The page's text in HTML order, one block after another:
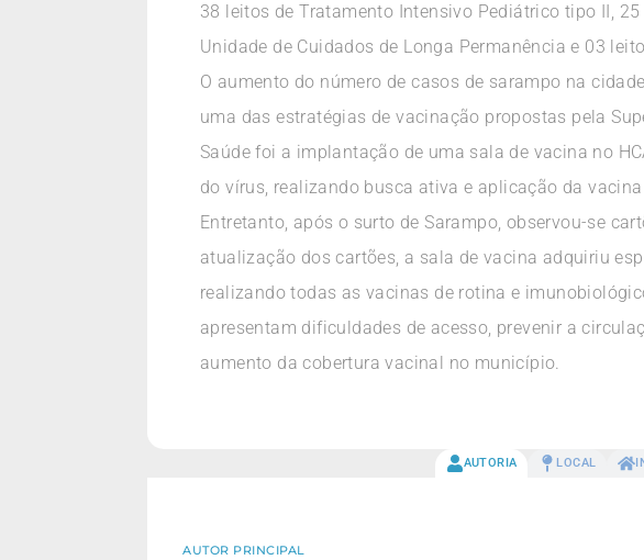
38 leitos de Tratamento Intensivo Pediátrico tipo II,
Unidade de Cuidados de Longa Permanência e 03
O aumento do número de casos de sarampo na
uma das estratégias de vacinação propostas pela
Saúde foi a implantação de uma sala de vacina no
do vírus, realizando busca ativa e aplicação da
Entretanto, após o surto de Sarampo, observou-se
atualização dos cartões, a sala de vacina adquiriu
realizando todas as vacinas de rotina e
apresentam dificuldades de acesso, prevenir a
aumento da cobertura vacinal no município.
AUTORIA LOCAL
AUTOR PRINCIPAL